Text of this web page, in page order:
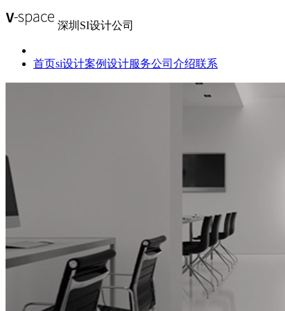
深圳SI设计公司
首页si设计案例设计服务公司介绍联系